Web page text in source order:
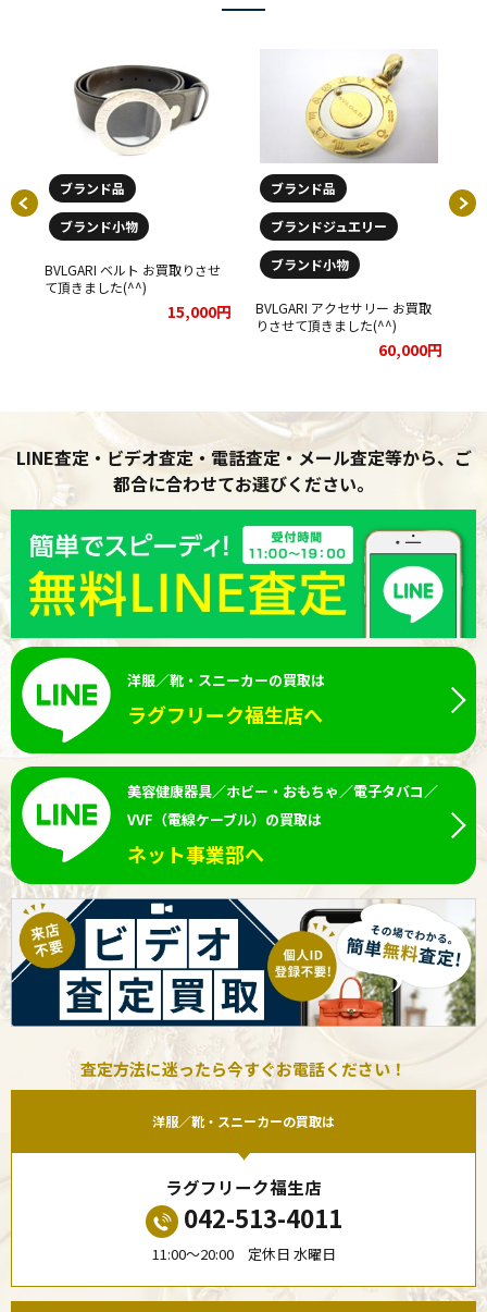
ブランド品
ブランド小物
BVLGARI ベルト お買取りさせ
て頂きました(^^)
15,000円
ブランド品
ブランドジュエリー
ブランド小物
BVLGARI アクセサリー お買取
りさせて頂きました(^^)
60,000円
LINE査定・ビデオ査定・電話査定・メール査定等から、ご
都合に合わせてお選びください。
洋服／靴・スニーカーの買取は
ラグフリーク福生店へ
美容健康器具／ホビー・おもちゃ／電子タバコ／
VVF（電線ケーブル）の買取は
ネット事業部へ
査定方法に迷ったら今すぐお電話ください！
洋服／靴・スニーカーの買取は
ラグフリーク福生店
042-513-4011
11:00〜20:00 定休日 水曜日